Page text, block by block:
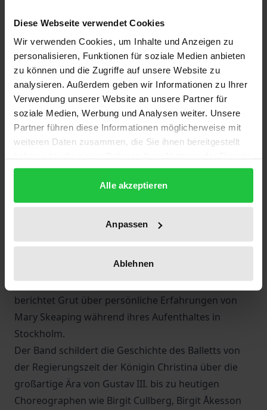
Diese Webseite verwendet Cookies
Wir verwenden Cookies, um Inhalte und Anzeigen zu
personalisieren, Funktionen für soziale Medien anbieten
zu können und die Zugriffe auf unsere Website zu
analysieren. Außerdem geben wir Informationen zu Ihrer
Verwendung unserer Website an unsere Partner für
soziale Medien, Werbung und Analysen weiter. Unsere
Partner führen diese Informationen möglicherweise mit
weiteren Daten zusammen, die Sie ihnen bereitgestellt
gesammelt haben.
Alle akzeptieren
Anpassen
Ablehnen
auflistet, die zwischen 1693 und 1962 in Stockholm
aufgeführt wurden. Grut macht neue Informationen
zugänglich über Didelot und seine weisen Worte,
Per Christian Johansson, der den Grundstein zum
russischen Ballettunterricht legte und über Filippo
und Marie Taglioni. Gemälde von Marie in Stockholm
und ihre persönlichen Aufzeichnungen über den
historischen Besuch in ihrer Heimatstadt ergänzen
die Darstellung. Darüber hinaus werden Aussagen
von Tänzern über Michel Fokine, Antony Tudor und
Wurzeln der Legat-Familie, bekommen Einblicke in
Briefe von und an August Bournonville, erfahren
über seine Bedeutung für das schwedische Theater
und seine Ansichten über Lucile Grahn. Desgleichen
berichtet Grut über persönliche Erfahrungen von
Mary Skeaping während ihres Aufenthaltes in
Stockholm.
Der Band schildert die Geschichte des Balletts von
der Regierungszeit der Königin Christina über die
großartige Ära von Gustav III. bis zu heutigen
Choreographen wie Birgit Cullberg, Birgit Åkesson